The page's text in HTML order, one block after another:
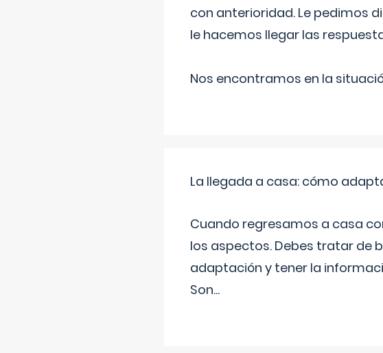
con anterioridad. Le pedimos
le hacemos llegar las
Nos encontramos en la
La llegada a casa: cómo
Cuando regresamos a casa
los aspectos. Debes tratar de
adaptación y tener la
Son...